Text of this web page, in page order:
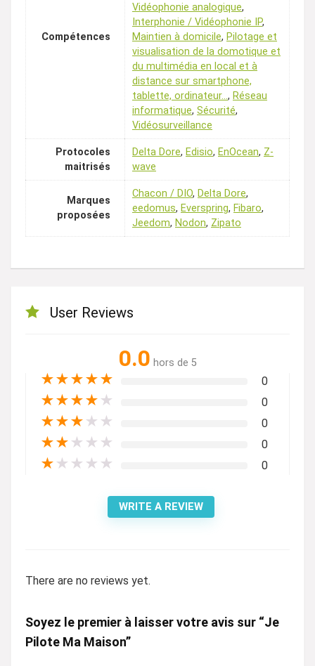
Compétences
Vidéophonie analogique,
Interphonie / Vidéophonie IP,
Maintien à domicile, Pilotage et
visualisation de la domotique et
du multimédia en local et à
distance sur smartphone,
tablette, ordinateur…, Réseau
informatique, Sécurité,
Vidéosurveillance
Protocoles
maitrisés
Delta Dore, Edisio, EnOcean, Z-
wave
Marques
proposées
Chacon / DIO, Delta Dore,
eedomus, Everspring, Fibaro,
Jeedom, Nodon, Zipato
User Reviews
0.0 hors de 5
★★★★★ 0
★★★★ ★ 0
★★★ ★ ★ 0
★★ ★ ★ ★ 0
★ ★ ★ ★ ★ 0
WRITE A REVIEW
There are no reviews yet.
Soyez le premier à laisser votre avis sur “Je
Pilote Ma Maison”